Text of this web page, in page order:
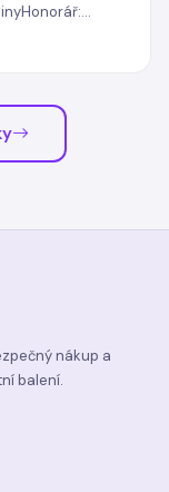
nákup a
balení.